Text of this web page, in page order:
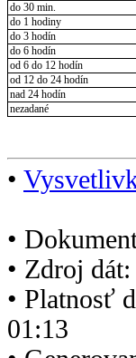
do 30 min.
do 1 hodiny
do 3 hodín
do 6 hodín
od 6 do 12 hodín
od 12 do 24 hodín
nad 24 hodín
nezadané
•
•
• Zdroj
• Platnosť
01:13